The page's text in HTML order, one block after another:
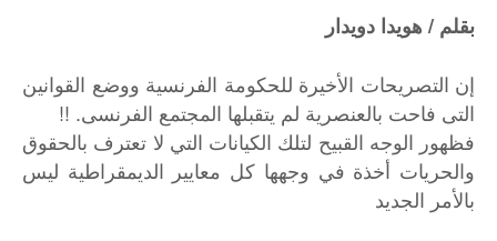
بقلم / هويدا دويدار
إن التصريحات الأخيرة للحكومة الفرنسية ووضع القوانين
التى فاحت بالعنصرية لم يتقبلها المجتمع الفرنسى. !!
فظهور الوجه القبيح لتلك الكيانات التي لا تعترف بالحقوق
والحريات أخذة في وجهها كل معايير الديمقراطية ليس
بالأمر الجديد